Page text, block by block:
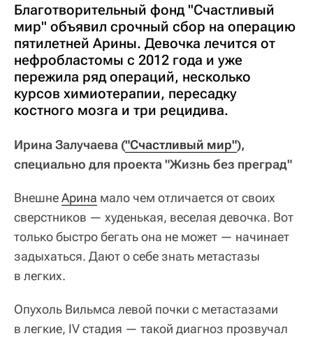
Благотворительный фонд "Счастливый
мир" объявил срочный сбор на операцию
пятилетней Арины. Девочка лечится от
нефробластомы с 2012 года и уже
пережила ряд операций, несколько
курсов химиотерапии, пересадку
костного мозга и три рецидива.
Ирина Залучаева ("Счастливый мир"),
специально для проекта "Жизнь без преград"
ВнешнеАрина мало чем отличается от своих
сверстников — худенькая, веселая девочка. Вот
только быстро бегать она не может — начинает
задыхаться. Дают о себе знать метастазы
в легких.
Опухоль Вильмса левой почки с метастазами
в легкие, IV стадия — такой диагноз прозвучал